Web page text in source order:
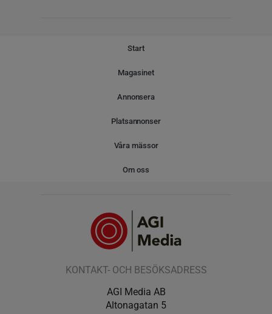
Start
Magasinet
Annonsera
Platsannonser
Våra mässor
Om oss
KONTAKT- OCH BESÖKSADRESS
AGI Media AB
Altonagatan 5